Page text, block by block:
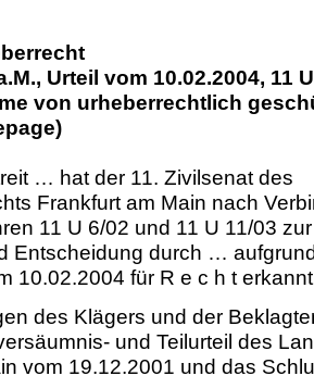
Urteil vom 10.02.2004, 11
von urheberrechtlich
… hat der 11. Zivilsenat des
Frankfurt am Main nach
11 U 6/02 und 11 U 11/03
Entscheidung durch …
10.02.2004 für R e c h t
des Klägers und der
und Teilurteil des
vom 19.12.2001 und das